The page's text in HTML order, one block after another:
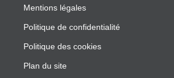
Mentions légales
Politique de confidentialité
Politique des cookies
Plan du site